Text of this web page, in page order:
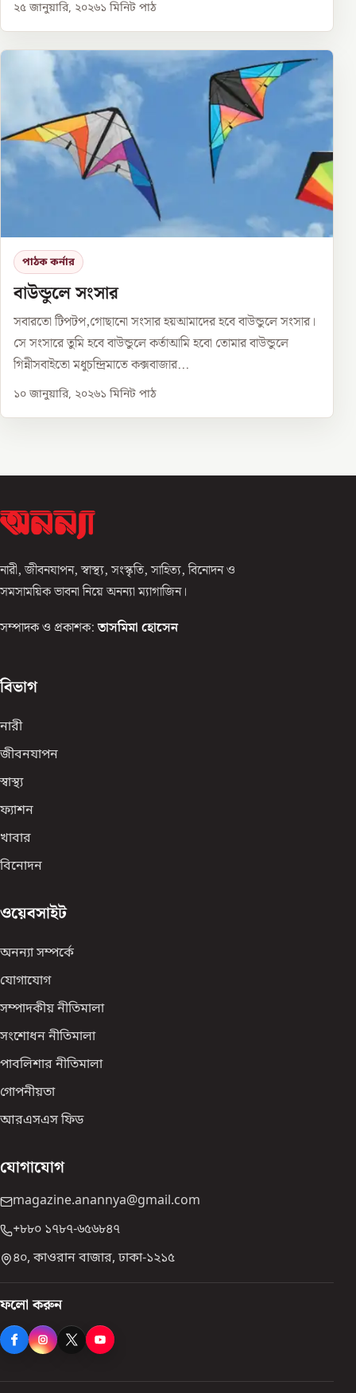
২৫ জানুয়ারি, ২০২৬১ মিনিট পাঠ
পাঠক কর্নার
বাউন্ডুলে সংসার
সবারতো টিপটপ,গোছানো সংসার হয়আমাদের হবে বাউন্ডুলে সংসার।
সে সংসারে তুমি হবে বাউন্ডুলে কর্তাআমি হবো তোমার বাউন্ডুলে
গিন্নীসবাইতো মধুচন্দ্রিমাতে কক্সবাজার...
১০ জানুয়ারি, ২০২৬১ মিনিট পাঠ
নারী, জীবনযাপন, স্বাস্থ্য, সংস্কৃতি, সাহিত্য, বিনোদন ও
সমসাময়িক ভাবনা নিয়ে অনন্যা ম্যাগাজিন।
সম্পাদক ও প্রকাশক: তাসমিমা হোসেন
বিভাগ
নারী
জীবনযাপন
স্বাস্থ্য
ফ্যাশন
খাবার
বিনোদন
ওয়েবসাইট
অনন্যা সম্পর্কে
যোগাযোগ
সম্পাদকীয় নীতিমালা
সংশোধন নীতিমালা
পাবলিশার নীতিমালা
গোপনীয়তা
আরএসএস ফিড
যোগাযোগ
magazine.anannya@gmail.com
+৮৮০ ১৭৮৭-৬৫৬৮৪৭
৪০, কাওরান বাজার, ঢাকা-১২১৫
ফলো করুন